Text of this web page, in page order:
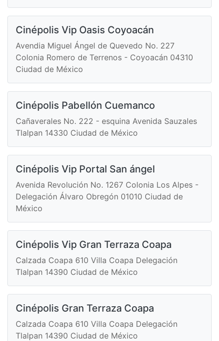
Cinépolis Vip Oasis Coyoacán
Avendia Miguel Ángel de Quevedo No. 227
Colonia Romero de Terrenos - Coyoacán 04310
Ciudad de México
Cinépolis Pabellón Cuemanco
Cañaverales No. 222 - esquina Avenida Sauzales
Tlalpan 14330 Ciudad de México
Cinépolis Vip Portal San ángel
Avenida Revolución No. 1267 Colonia Los Alpes -
Delegación Álvaro Obregón 01010 Ciudad de
México
Cinépolis Vip Gran Terraza Coapa
Calzada Coapa 610 Villa Coapa Delegación
Tlalpan 14390 Ciudad de México
Cinépolis Gran Terraza Coapa
Calzada Coapa 610 Villa Coapa Delegación
Tlalpan 14390 Ciudad de México